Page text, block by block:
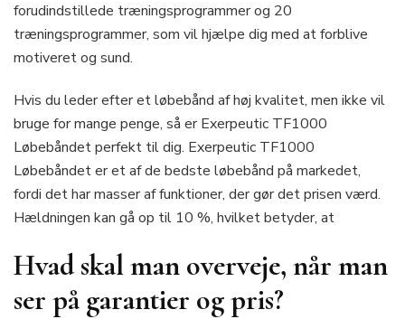
forudindstillede træningsprogrammer og 20
træningsprogrammer, som vil hjælpe dig med at forblive
motiveret og sund.
Hvis du leder efter et løbebånd af høj kvalitet, men ikke vil
bruge for mange penge, så er Exerpeutic TF1000
Løbebåndet perfekt til dig. Exerpeutic TF1000
Løbebåndet er et af de bedste løbebånd på markedet,
fordi det har masser af funktioner, der gør det prisen værd.
Hældningen kan gå op til 10 %, hvilket betyder, at
Hvad skal man overveje, når man
ser på garantier og pris?